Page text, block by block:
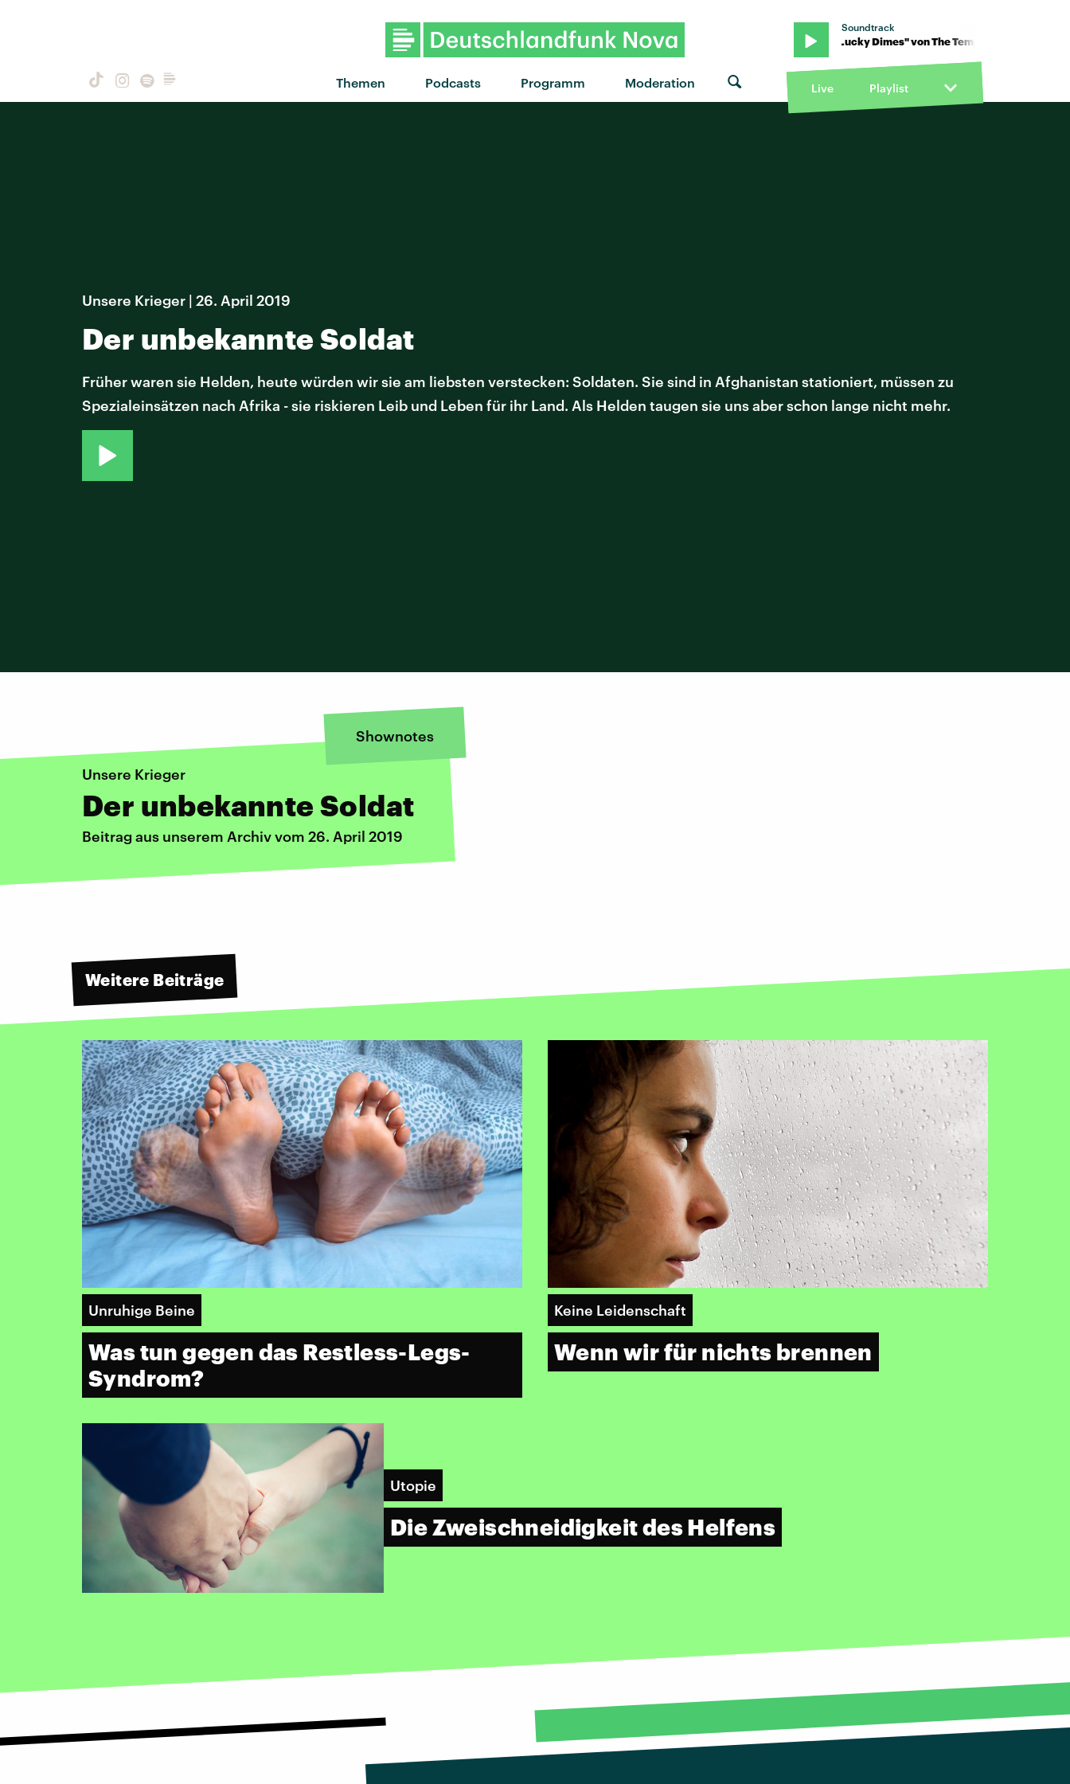
Themen Podcasts Programm Moderation
Soundtrack
"Lucky Dimes" von The Temper Trap · "Lucky Dimes" von The Temper Trap · "Lucky Dimes"
Live Playlist
Unsere Krieger | 26. April 2019
Der unbekannte Soldat
Früher waren sie Helden, heute würden wir sie am liebsten verstecken: Soldaten. Sie sind in Afghanistan stationiert, müssen zu
Spezialeinsätzen nach Afrika - sie riskieren Leib und Leben für ihr Land. Als Helden taugen sie uns aber schon lange nicht mehr.
Shownotes
Unsere Krieger
Der unbekannte Soldat
Beitrag aus unserem Archiv vom 26. April 2019
Weitere Beiträge
Unruhige Beine
Was tun gegen das Restless-Legs-
Syndrom?
Keine Leidenschaft
Wenn wir für nichts brennen
Utopie
Die Zweischneidigkeit des Helfens